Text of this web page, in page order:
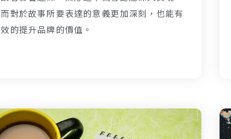
而對於故事所要表達的意義更加深刻，也能有
效的提升品牌的價值。